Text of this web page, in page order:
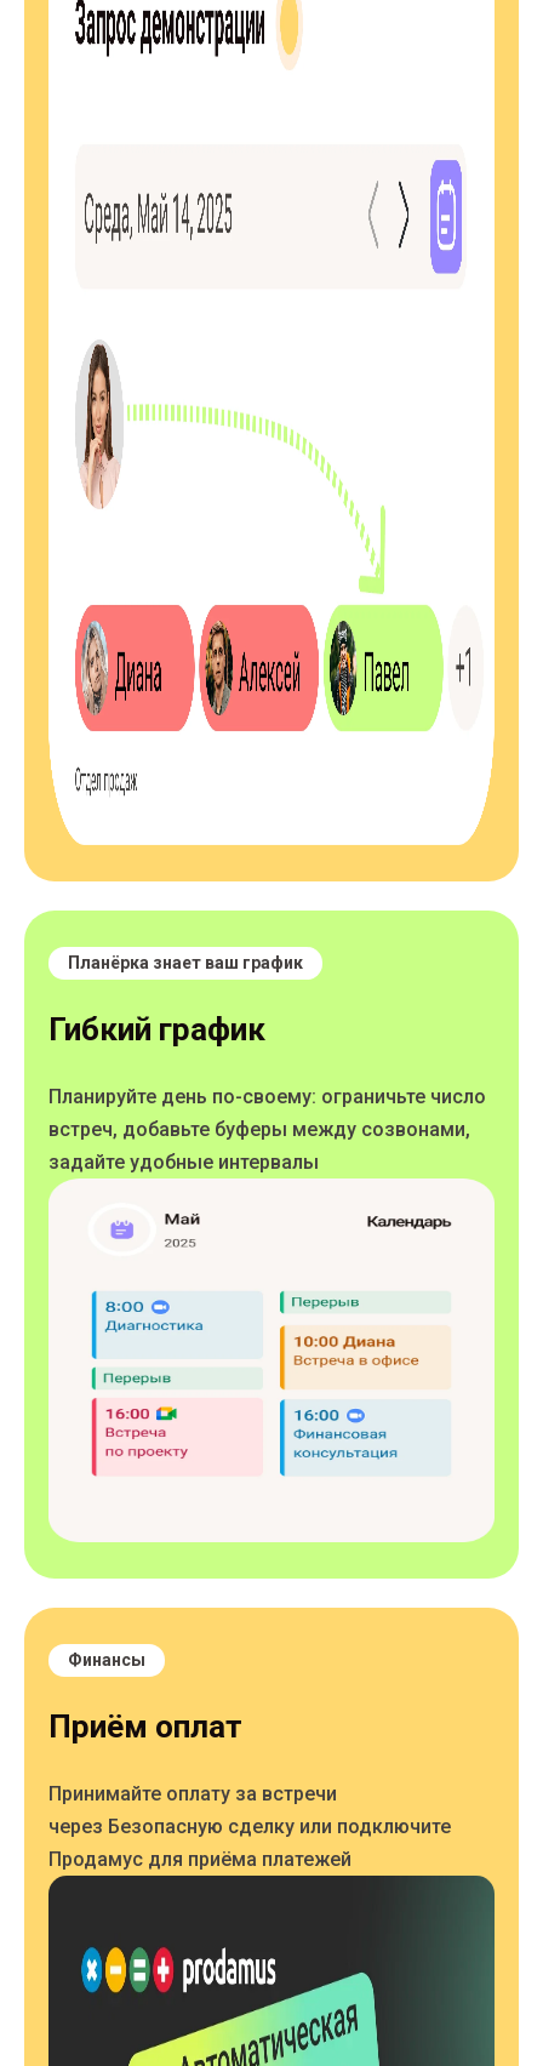
Планёрка знает ваш график
Гибкий график
Планируйте день по-своему: ограничьте число
встреч, добавьте буферы между созвонами,
задайте удобные интервалы
Финансы
Приём оплат
Принимайте оплату за встречи
через Безопасную сделку или подключите
Продамус для приёма платежей